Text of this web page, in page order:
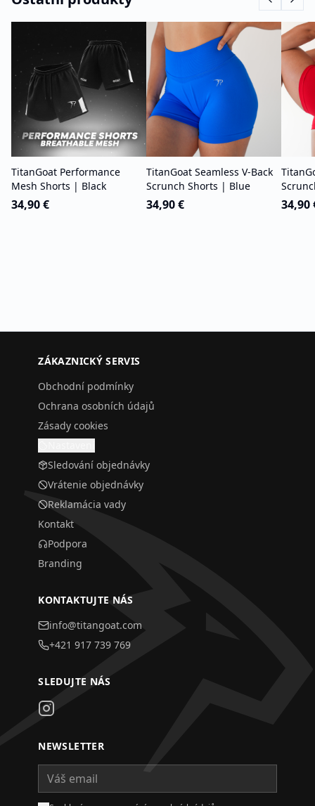
TitanGoat Performance
Mesh Shorts | Black
34,90 €
TitanGoat Seamless V-Back
Scrunch Shorts | Blue
34,90 € 34,90
ZÁKAZNICKÝ SERVIS
Obchodní podmínky
Ochrana osobních údajů
Zásady cookies
Sledování objednávky
Vrátenie objednávky
Reklamácia vady
Kontakt
Podpora
Branding
KONTAKTUJTE NÁS
info@titangoat.com
+421 917 739 769
SLEDUJTE NÁS
NEWSLETTER